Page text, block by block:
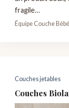
fragile…
Équipe Couche Bébé
Couches jetables
Couches